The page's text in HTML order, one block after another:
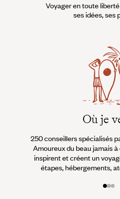
Voyager en toute
ses idées, ses
Où je
250 conseillers spécialisés
Amoureux du beau jamais à
inspirent et créent un
étapes, hébergements,